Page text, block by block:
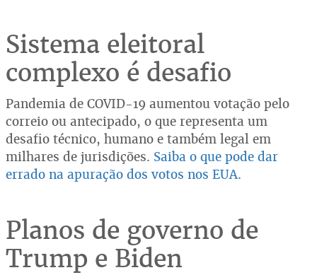
Sistema eleitoral
complexo é desafio
Pandemia de COVID-19 aumentou votação pelo
correio ou antecipado, o que representa um
desafio técnico, humano e também legal em
milhares de jurisdições. Saiba o que pode dar
errado na apuração dos votos nos EUA.
Planos de governo de
Trump e Biden